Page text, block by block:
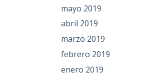
mayo 2019
abril 2019
marzo 2019
febrero 2019
enero 2019